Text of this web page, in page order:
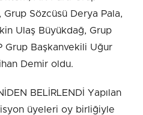
Grup Sözcüsü Derya Pala,
Ulaş Büyükdağ, Grup
Grup Başkanvekili Uğur
Demir oldu.
BELİRLENDİ Yapılan
üyeleri oy birliğiyle